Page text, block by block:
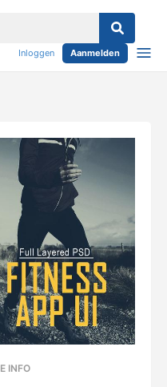
Inloggen Aanmelden
INFO